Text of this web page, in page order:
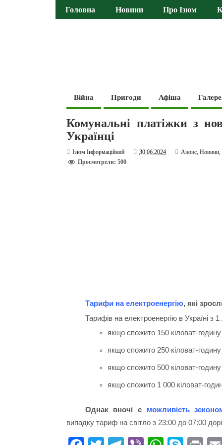
Головна Новини Про Ізюм
Війна Пригоди Афіша
Комунальні платіжки з
Українці
Ізюм Інформаційний 30.06.2024 Анонс,Новини,
Просмотрели: 500
Тарифи на електроенергію, які
Тарифів на електроенергію в Україні з
якщо спожито 150 кіловат-
якщо спожито 250 кіловат-
якщо спожито 500 кіловат-
якщо спожито 1 000 кіловат-
Однак вночі є можливість
випадку тариф на світло з 23:00 до 07:00